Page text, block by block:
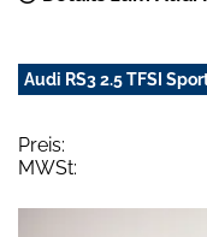
Audi RS3 2.5 TFSI
Preis:
MWSt: